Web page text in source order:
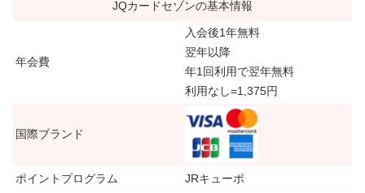
JQカードセゾンの基本情報
年会費
入会後1年無料
翌年以降
年1回利用で翌年無料
利用なし=1,375円
国際ブランド
ポイントプログラム JRキューポ